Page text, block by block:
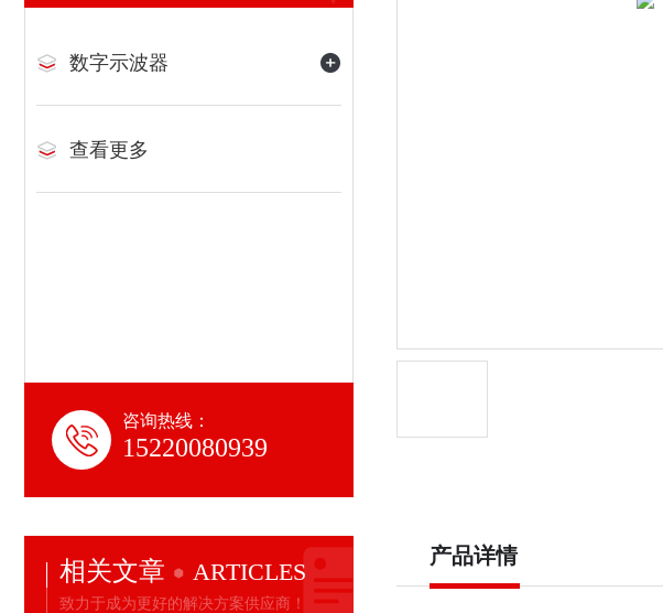
数字示波器
查看更多
咨询热线：
15220080939
相关文章 ARTICLES
致力于成为更好的解决方案供应商！
产品详情